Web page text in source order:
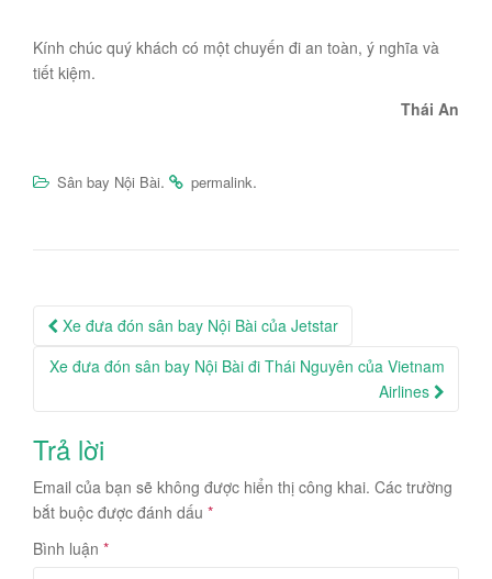
Kính chúc quý khách có một chuyến đi an toàn, ý nghĩa và
tiết kiệm.
Thái An
Sân bay Nội Bài. permalink.
Post
navigation
Xe đưa đón sân bay Nội Bài của Jetstar
Xe đưa đón sân bay Nội Bài đi Thái Nguyên của Vietnam
Airlines
Trả lời
Email của bạn sẽ không được hiển thị công khai. Các trường
bắt buộc được đánh dấu *
Bình luận *